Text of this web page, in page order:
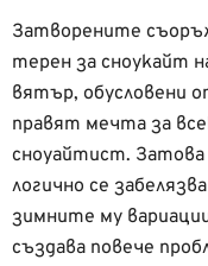
Затворените
терен за сноукайт
вятър, обуслoвени
правят мечта за
сноуайтист.
логично се
зимните му
създава повече